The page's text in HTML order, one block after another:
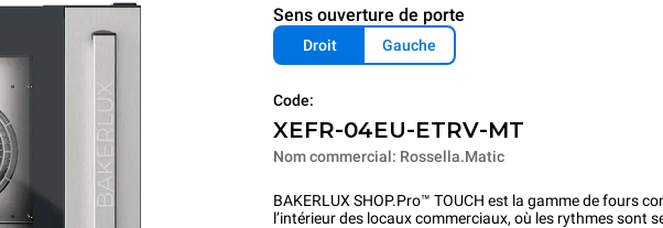
Sens ouverture de porte
Droit Gauche
Code:
XEFR-04EU-ETRV-MT
Nom commercial: Rossella.Matic
BAKERLUX SHOP.Pro™ TOUCH est la gamme de fours
l’intérieur des locaux commerciaux, où les rythmes sont